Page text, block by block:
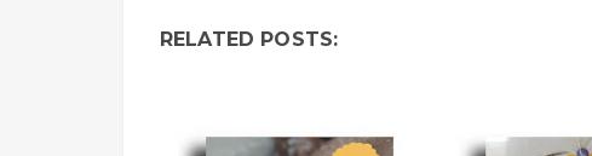
RELATED POSTS: